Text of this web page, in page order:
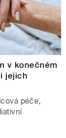
v konečném
jejich
péče,